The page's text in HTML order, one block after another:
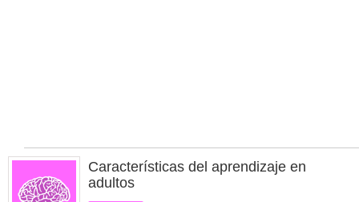
Características del aprendizaje en
adultos